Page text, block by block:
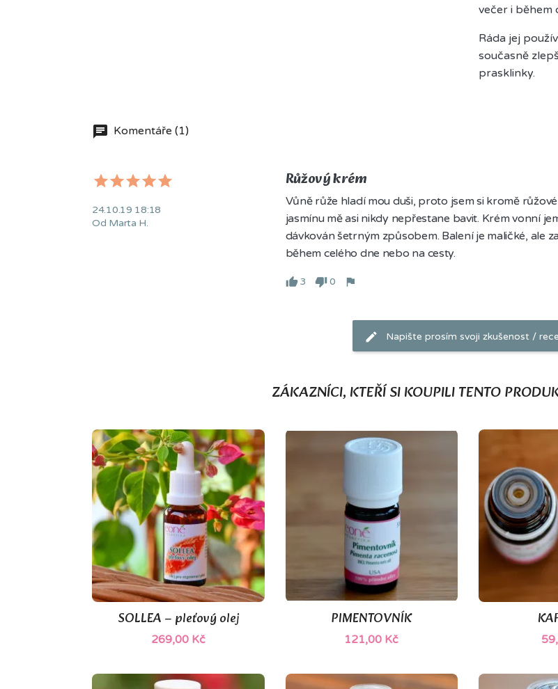
večer i během
Ráda jej
současně
prasklinky.
Komentáře (1)
24.10.19 18:18
Od Marta H.
Růžový krém
Vůně růže hladí mou duši, proto jsem si kromě
jasmínu mě asi nikdy nepřestane bavit. Krém vonní
dávkován šetrným způsobem. Balení je maličké, ale
během celého dne nebo na cesty.
3 0
Napište prosím svoji zkušenost /
ZÁKAZNÍCI, KTEŘÍ SI KOUPILI TENTO
SOLLEA – pleťový olej
269,00 Kč
Rychlý náhled PIMENTOVNÍK
121,00 Kč
Rychlý náhled